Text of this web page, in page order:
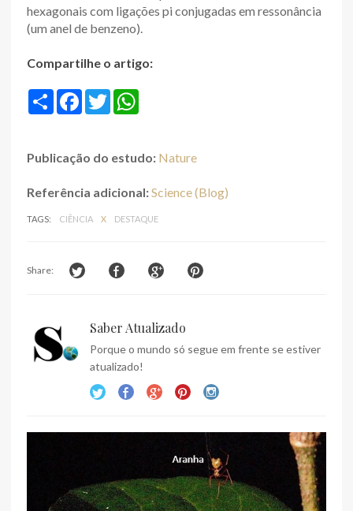
hexagonais com ligações pi conjugadas em ressonância
(um anel de benzeno).
Compartilhe o artigo:
S
F
o
T
w
e
A
Publicação do estudo: Nature
Referência adicional:Science (Blog)
TAGS: CIÊNCIA X DESTAQUE
Share:
Saber Atualizado
Porque o mundo só segue em frente se estiver
atualizado!